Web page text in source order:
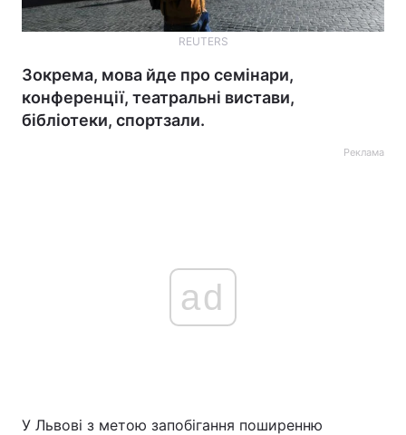
REUTERS
Зокрема, мова йде про семінари,
конференції, театральні вистави,
бібліотеки, спортзали.
Реклама
ad
У Львові з метою запобігання поширенню